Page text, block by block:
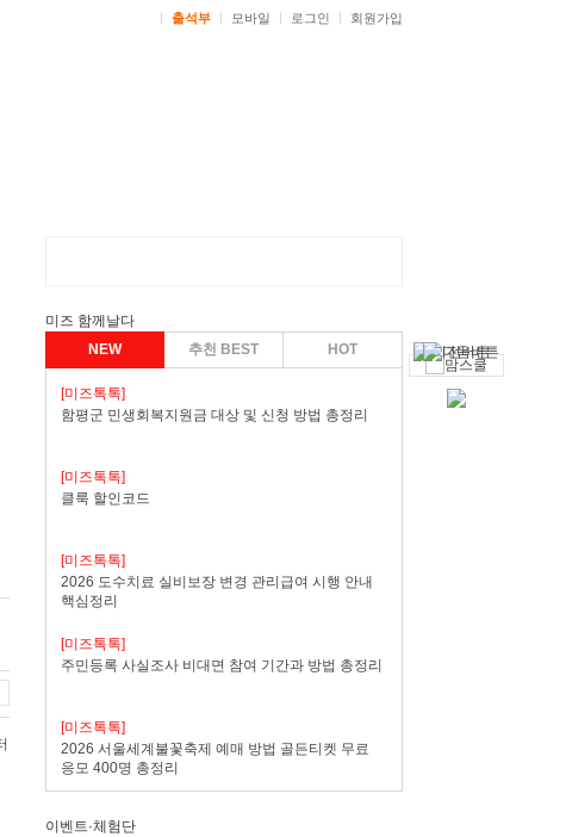
출석부 모바일 로그인 회원가입
미즈 함께날다
NEW
추천 BEST HOT
[미즈톡톡]
함평군 민생회복지원금 대상 및 신청 방법 총정리
[미즈톡톡]
클룩 할인코드
[미즈톡톡]
2026 도수치료 실비보장 변경 관리급여 시행 안내
핵심정리
[미즈톡톡]
주민등록 사실조사 비대면 참여 기간과 방법 총정리
[미즈톡톡]
2026 서울세계불꽃축제 예매 방법 골든티켓 무료
응모 400명 총정리
이벤트·체험단